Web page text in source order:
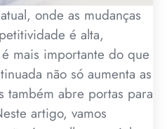
onde as mudanças
é alta,
é mais importante do que
não só aumenta as
também abre portas para
artigo, vamos